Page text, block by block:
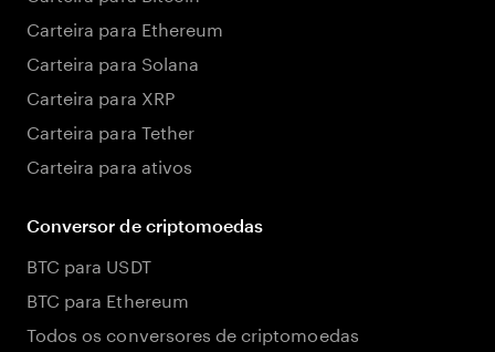
Carteira para Ethereum
Carteira para Solana
Carteira para XRP
Carteira para Tether
Carteira para ativos
Conversor de criptomoedas
BTC para USDT
BTC para Ethereum
Todos os conversores de criptomoedas